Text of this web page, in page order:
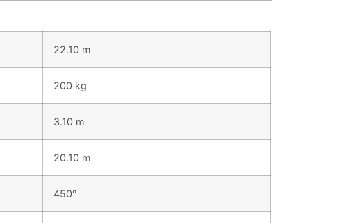
22.10 m
200 kg
3.10 m
20.10 m
450°